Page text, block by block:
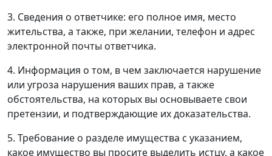
3. Сведения о ответчике: его полное имя, место
жительства, а также, при желании, телефон и адрес
электронной почты ответчика.
4. Информация о том, в чем заключается нарушение
или угроза нарушения ваших прав, а также
обстоятельства, на которых вы основываете свои
претензии, и подтверждающие их доказательства.
5. Требование о разделе имущества с указанием,
какое имущество вы просите выделить истцу, а какое